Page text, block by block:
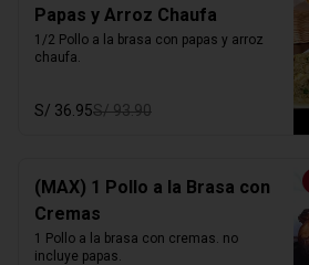
Papas y Arroz Chaufa
1/2 Pollo a la brasa con papas y arroz
chaufa.
S/ 36.95S/ 93.90
(MAX) 1 Pollo a la Brasa con
Cremas
1 Pollo a la brasa con cremas. no
incluye papas.